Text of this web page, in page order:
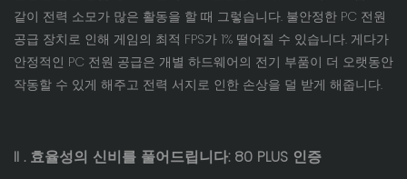
같이 전력 소모가 많은 활동을 할 때 그렇습니다. 불안정한 PC 전원
공급 장치로 인해 게임의 최적 FPS가 1% 떨어질 수 있습니다. 게다가
안정적인 PC 전원 공급은 개별 하드웨어의 전기 부품이 더 오랫동안
작동할 수 있게 해주고 전력 서지로 인한 손상을 덜 받게 해줍니다.
II . 효율성의 신비를 풀어드립니다: 80 PLUS 인증